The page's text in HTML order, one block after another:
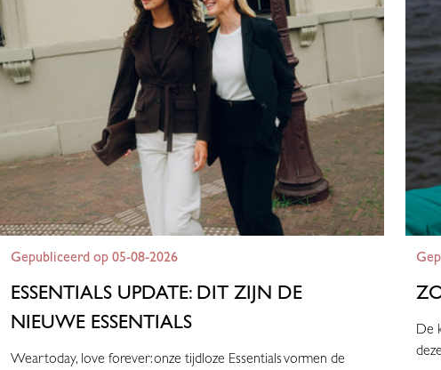
Gepubliceerd op 05-08-2026
ESSENTIALS UPDATE: DIT ZIJN DE
NIEUWE ESSENTIALS
Wear today, love forever: onze tijdloze Essentials vormen de
De